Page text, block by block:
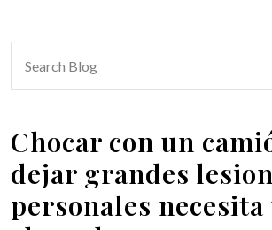
Chocar con un
dejar grandes
personales necesita